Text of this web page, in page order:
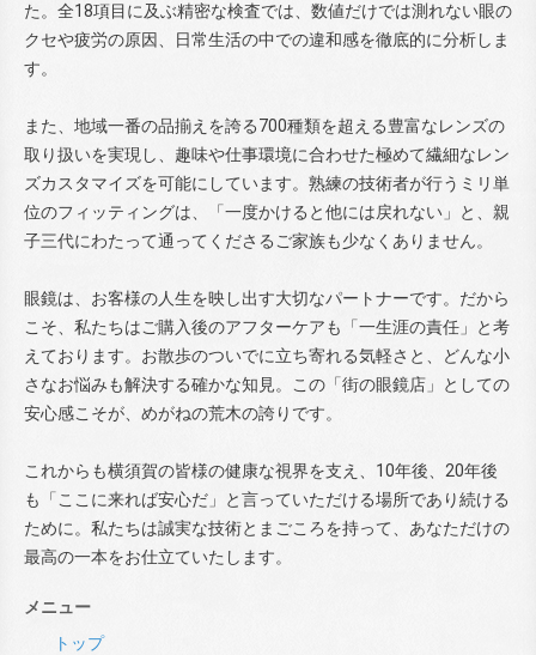
た。全18項目に及ぶ精密な検査では、数値だけでは測れない眼の
クセや疲労の原因、日常生活の中での違和感を徹底的に分析しま
す。
また、地域一番の品揃えを誇る700種類を超える豊富なレンズの
取り扱いを実現し、趣味や仕事環境に合わせた極めて繊細なレン
ズカスタマイズを可能にしています。熟練の技術者が行うミリ単
位のフィッティングは、「一度かけると他には戻れない」と、親
子三代にわたって通ってくださるご家族も少なくありません。
眼鏡は、お客様の人生を映し出す大切なパートナーです。だから
こそ、私たちはご購入後のアフターケアも「一生涯の責任」と考
えております。お散歩のついでに立ち寄れる気軽さと、どんな小
さなお悩みも解決する確かな知見。この「街の眼鏡店」としての
安心感こそが、めがねの荒木の誇りです。
これからも横須賀の皆様の健康な視界を支え、10年後、20年後
も「ここに来れば安心だ」と言っていただける場所であり続ける
ために。私たちは誠実な技術とまごころを持って、あなただけの
最高の一本をお仕立ていたします。
メニュー
トップ